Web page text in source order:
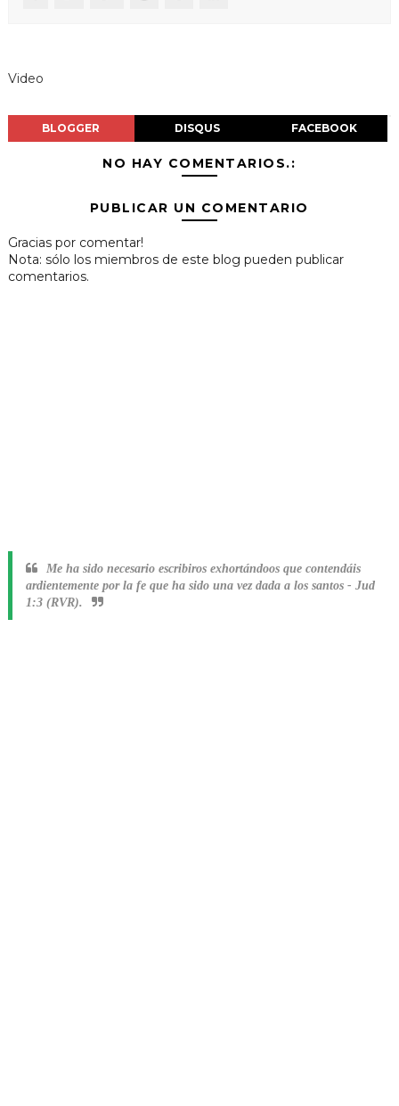
Video
BLOGGER DISQUS FACEBOOK
NO HAY COMENTARIOS.:
PUBLICAR UN COMENTARIO
Gracias por comentar!
Nota: sólo los miembros de este blog pueden publicar
comentarios.
Me ha sido necesario escribiros exhortándoos que contendáis
ardientemente por la fe que ha sido una vez dada a los santos - Jud
1:3 (RVR).